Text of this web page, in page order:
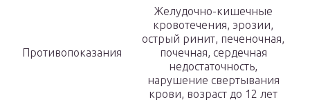
Противопоказания
Желудочно-кишечные
кровотечения, эрозии,
острый ринит, печеночная,
почечная, сердечная
недостаточность,
нарушение свертывания
крови, возраст до 12 лет